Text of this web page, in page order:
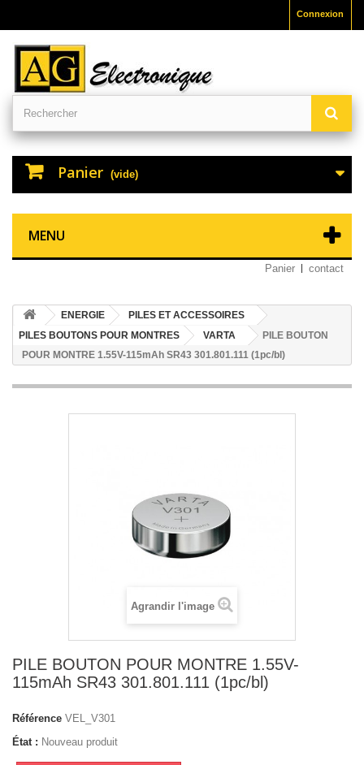
Connexion
Panier (vide)
MENU
Panier contact
ENERGIE
PILES ET ACCESSOIRES
PILES BOUTONS POUR MONTRES
VARTA
PILE BOUTON
POUR MONTRE 1.55V-115mAh SR43 301.801.111 (1pc/bl)
Agrandir l'image
PILE BOUTON POUR MONTRE 1.55V-
115mAh SR43 301.801.111 (1pc/bl)
Référence VEL_V301
État : Nouveau produit